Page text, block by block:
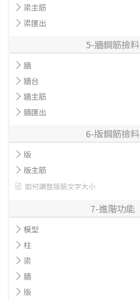
梁主筋
梁匯出
5-牆鋼筋撿料
牆
牆台
牆主筋
牆匯出
6-版鋼筋撿料
版
版主筋
如何調整版筋文字大小
7-進階功能
模型
柱
梁
牆
版